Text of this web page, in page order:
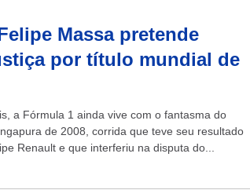
Massa pretende
por título mundial de
a Fórmula 1 ainda vive com o fantasma do
de 2008, corrida que teve seu resultado
Renault e que interferiu na disputa do...